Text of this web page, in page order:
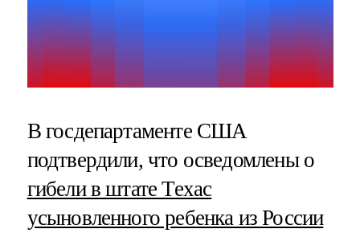
В госдепартаменте США
подтвердили, что осведомлены о
гибели в штате Техас
усыновленного ребенка из России